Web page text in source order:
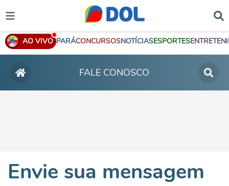
AO VIVO PARÁCONCURSOSNOTÍCIASESPORTES
FALE CONOSCO
Envie sua mensagem